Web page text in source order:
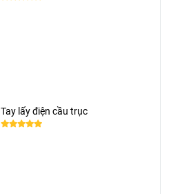
Tay lấy điện cầu trục